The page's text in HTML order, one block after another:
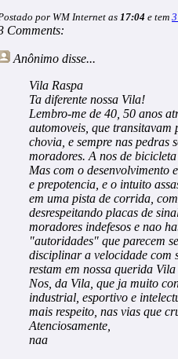
por WM Internet as 17:04 e tem
Comments:
Anônimo disse...
Vila Raspa
Ta diferente nossa Vila!
Lembro-me de 40, 50 anos
automoveis, que
chovia, e sempre nas pedras
moradores. A nos de
Mas com o desenvolvimento
e prepotencia, e o intuito
em uma pista de corrida,
desrespeitando placas de
moradores indefesos e nao
"autoridades" que parecem
disciplinar a velocidade com
restam em nossa querida
Nos, da Vila, que ja muito
industrial, esportivo e
mais respeito, nas vias que
Atenciosamente,
naa